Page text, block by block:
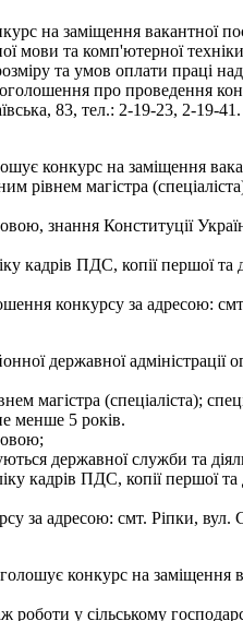
на заміщення вакантної
мови та комп'ютерної
та умов оплати праці
про проведення
83, тел.: 2-19-23, 2-19-41.
конкурс на заміщення
рівнем магістра
знання Конституції
кадрів ПДС, копії першої
конкурсу за адресою:
державної
магістра (спеціаліста);
менше 5 років.
державної служби та
кадрів ПДС, копії першої
за адресою: смт. Ріпки,
конкурс на заміщення
роботи у сільському